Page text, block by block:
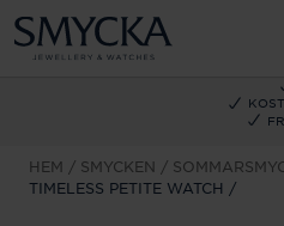
HEM SMYCKEN
TIMELESS PETITE WATCH